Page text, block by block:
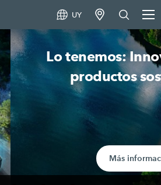
UY
Innovaciones en
sostenibles
información